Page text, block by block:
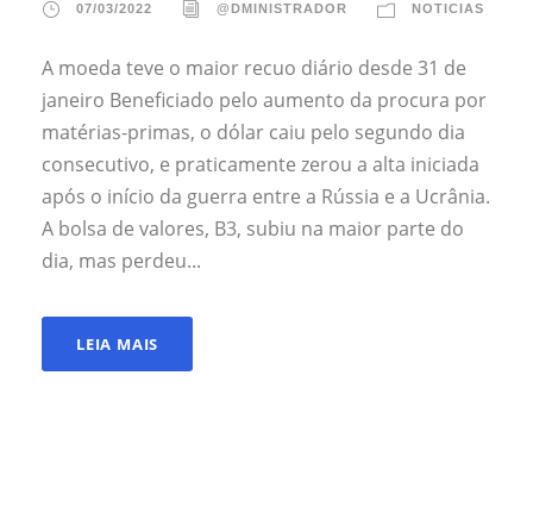
07/03/2022 @DMINISTRADOR NOTICIAS
A moeda teve o maior recuo diário desde 31 de
janeiro Beneficiado pelo aumento da procura por
matérias-primas, o dólar caiu pelo segundo dia
consecutivo, e praticamente zerou a alta iniciada
após o início da guerra entre a Rússia e a Ucrânia.
A bolsa de valores, B3, subiu na maior parte do
dia, mas perdeu...
LEIA MAIS